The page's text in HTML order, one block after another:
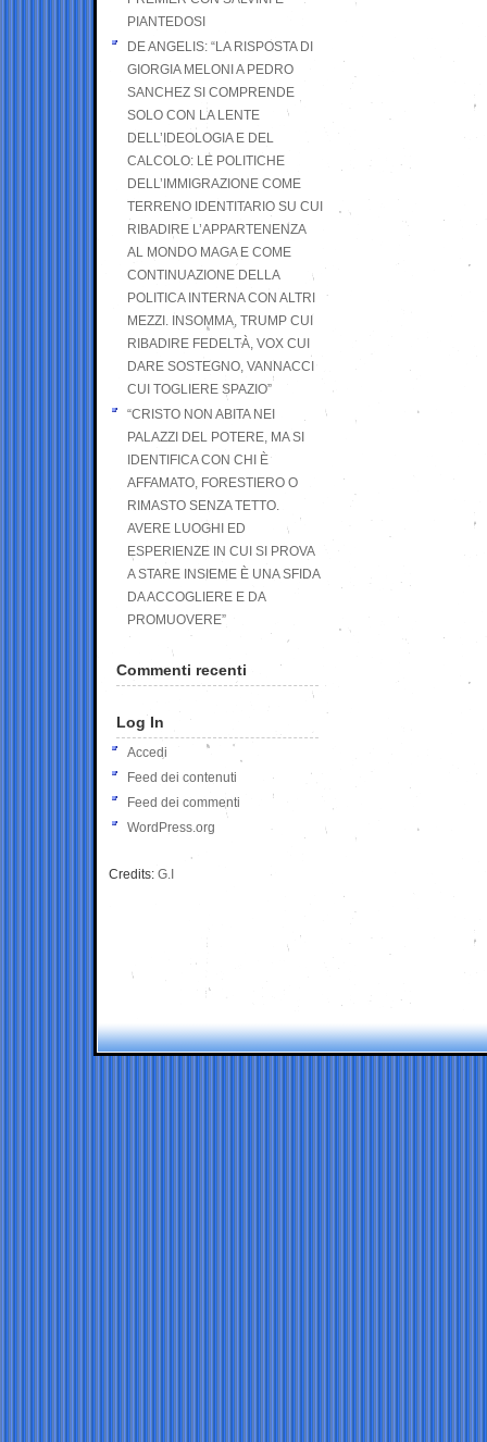
PIANTEDOSI
DE ANGELIS: “LA RISPOSTA DI
GIORGIA MELONI A PEDRO
SANCHEZ SI COMPRENDE
SOLO CON LA LENTE
DELL’IDEOLOGIA E DEL
CALCOLO: LE POLITICHE
DELL’IMMIGRAZIONE COME
TERRENO IDENTITARIO SU CUI
RIBADIRE L’APPARTENENZA
AL MONDO MAGA E COME
CONTINUAZIONE DELLA
POLITICA INTERNA CON ALTRI
MEZZI. INSOMMA, TRUMP CUI
RIBADIRE FEDELTÀ, VOX CUI
DARE SOSTEGNO, VANNACCI
CUI TOGLIERE SPAZIO”
“CRISTO NON ABITA NEI
PALAZZI DEL POTERE, MA SI
IDENTIFICA CON CHI È
AFFAMATO, FORESTIERO O
RIMASTO SENZA TETTO.
AVERE LUOGHI ED
ESPERIENZE IN CUI SI PROVA
A STARE INSIEME È UNA SFIDA
DA ACCOGLIERE E DA
PROMUOVERE”
Commenti recenti
Log In
Accedi
Feed dei contenuti
Feed dei commenti
WordPress.org
Credits: G.I